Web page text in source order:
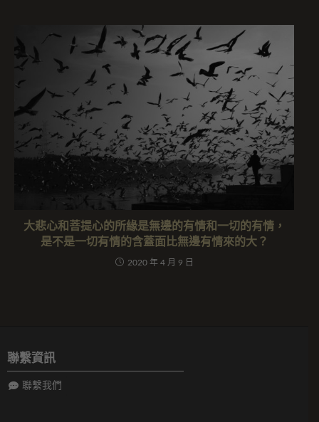
大悲心和菩提心的所緣是無邊的有情和一切的有情，
是不是一切有情的含蓋面比無邊有情來的大？
2020 年 4 月 9 日
聯繫資訊
聯繫我們